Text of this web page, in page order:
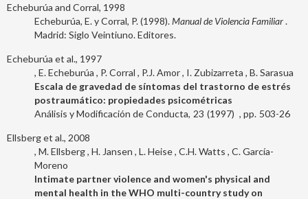
Echeburúa and Corral, 1998
Echeburúa, E. y Corral, P. (1998).Manual de Violencia Familiar.
Madrid: Siglo Veintiuno. Editores.
Echeburúa et al., 1997
E. Echeburúa
P. Corral P.J. Amor I. Zubizarreta B. Sarasua
Escala de gravedad de síntomas del trastorno de estrés
postraumático: propiedades psicométricas
Análisis y Modificación de Conducta 23 1997 503-26
Ellsberg et al., 2008
M. Ellsberg H. Jansen L. Heise C.H. Watts C. García-
Moreno
Intimate partner violence and women's physical and
mental health in the WHO multi-country study on